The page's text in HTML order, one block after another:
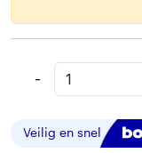
-
Kabel